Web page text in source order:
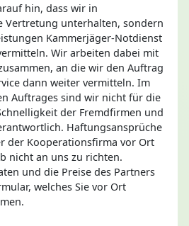
hin, dass wir in
Vertretung unterhalten, sondern
Kammerjäger-Notdienst
Wir arbeiten dabei mit
an die wir den Auftrag
dann weiter vermitteln. Im
Auftrages sind wir nicht für die
der Fremdfirmen und
Haftungsansprüche
der Kooperationsfirma vor Ort
nicht an uns zu richten.
und die Preise des Partners
welches Sie vor Ort